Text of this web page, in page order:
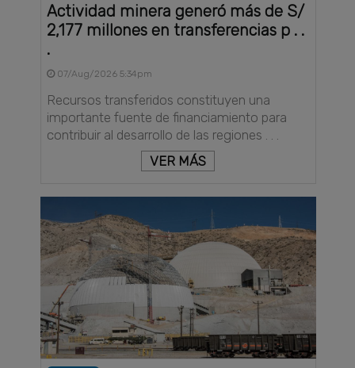
Actividad minera generó más de S/
2,177 millones en transferencias p . .
.
07/Aug/2026 5:34pm
Recursos transferidos constituyen una
importante fuente de financiamiento para
contribuir al desarrollo de las regiones . . .
VER MÁS